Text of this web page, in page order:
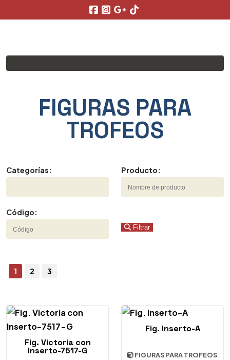
FIGURAS PARA
TROFEOS
Categorías: Producto:
Código:
Filtrar
1 2 3
Fig. Victoria con
Inserto-7517-G
Fig. Inserto-A
FIGURAS PARA TROFEOS